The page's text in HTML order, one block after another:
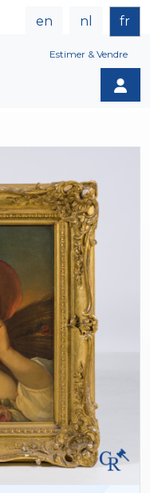
en nl fr
Estimer & Vendre